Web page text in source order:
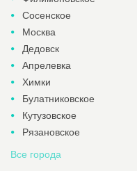
Сосенское
Москва
Дедовск
Апрелевка
Химки
Булатниковское
Кутузовское
Рязановское
Все города